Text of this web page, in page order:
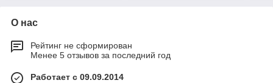
О нас
Рейтинг не сформирован
Менее 5 отзывов за последний год
Работает с 09.09.2014